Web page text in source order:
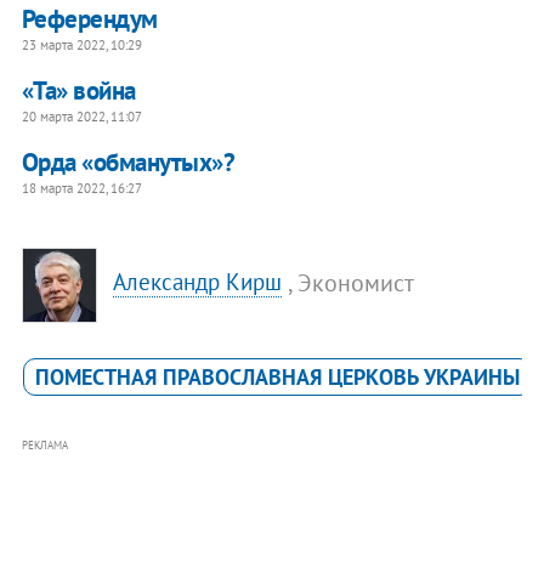
Референдум
23 марта 2022, 10:29
«Та» война
20 марта 2022, 11:07
Орда «обманутых»?
18 марта 2022, 16:27
Александр Кирш , Экономист
ПОМЕСТНАЯ ПРАВОСЛАВНАЯ ЦЕРКОВЬ УКРАИНЫ
РЕКЛАМА